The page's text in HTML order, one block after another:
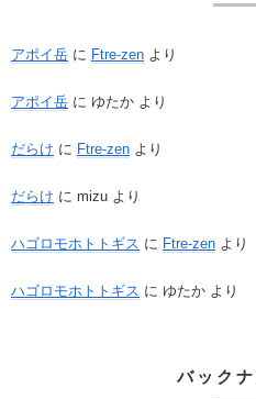
アポイ岳 に Ftre-zen より
アポイ岳 に ゆたか より
だらけ に Ftre-zen より
だらけ に mizu より
ハゴロモホトトギス に Ftre-zen より
ハゴロモホトトギス に ゆたか より
バック